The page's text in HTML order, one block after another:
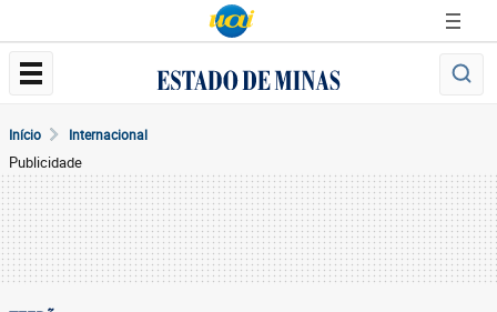
Início Internacional
Publicidade